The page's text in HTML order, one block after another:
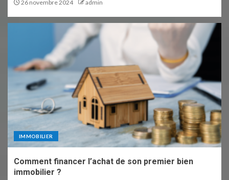
26 novembre 2024 admin
IMMOBILIER
Comment financer l’achat de son premier bien
immobilier ?